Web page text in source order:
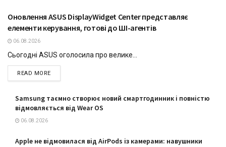
ТЕХНОЛОГІЇ
Оновлення ASUS DisplayWidget Center представляє
елементи керування, готові до ШІ-агентів
06.08.2026
Сьогодні ASUS оголосила про велике...
READ MOREDETAILS
Samsung таємно створює новий смартгодинник і повністю
відмовляється від Wear OS
06.08.2026
Apple не відмовилася від AirPods із камерами: навушники